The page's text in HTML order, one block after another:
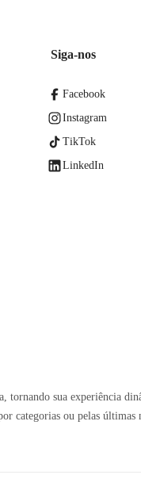
Siga-nos
Facebook
Instagram
TikTok
LinkedIn
sua experiência
categorias ou pelas